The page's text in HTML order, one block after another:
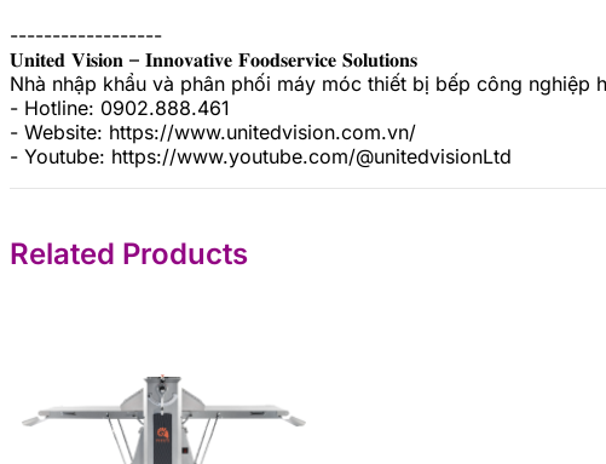
------------------
𝐔𝐧𝐢𝐭𝐞𝐝 𝐕𝐢𝐬𝐢𝐨𝐧 – 𝐈𝐧𝐧𝐨𝐯𝐚𝐭𝐢𝐯𝐞 𝐅𝐨𝐨𝐝𝐬𝐞𝐫𝐯𝐢𝐜𝐞 𝐒𝐨𝐥𝐮𝐭𝐢𝐨𝐧𝐬
Nhà nhập khẩu và phân phối máy móc thiết bị bếp công nghiệp
- Hotline: 0902.888.461
- Website: https://www.unitedvision.com.vn/
- Youtube: https://www.youtube.com/@unitedvisionLtd
Related Products